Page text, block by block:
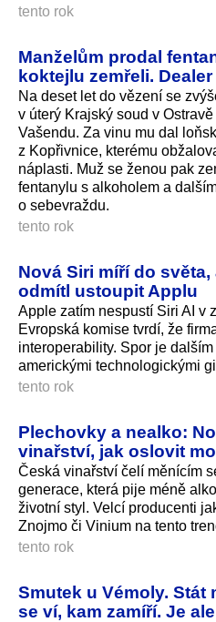
tento rok
Manželům prodal
koktejlu zemřeli.
Na deset let do vězení se
v úterý Krajský soud v
Vašendu. Za vinu mu dal
z Kopřivnice, kterému
náplasti. Muž se ženou pak
fentanylu s alkoholem a
o sebevraždu.
tento rok
Nová Siri míří do
odmítl ustoupit Applu
Apple zatím nespustí Siri AI v
Evropská komise tvrdí, že
interoperability. Spor je
americkými technologickými
tento rok
Plechovky a nealko:
vinařství, jak oslovit
Česká vinařství čelí měnícím
generace, která pije méně
životní styl. Velcí producenti
Znojmo či Vinium na tento
tento rok
Smutek u Vémoly. Stát
se ví, kam zamíří. Je